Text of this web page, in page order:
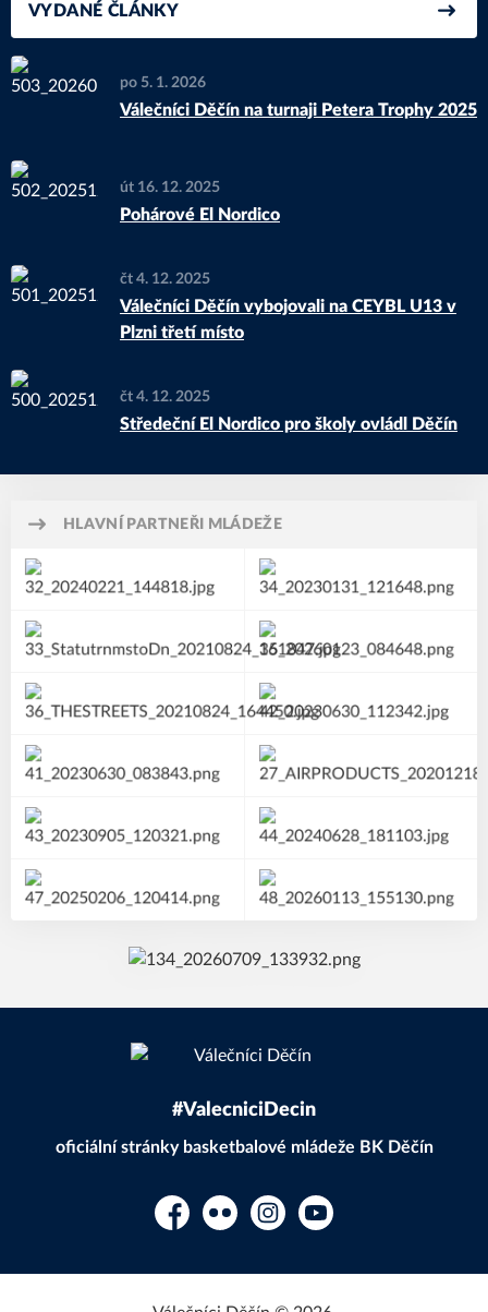
VYDANÉ ČLÁNKY
po 5. 1. 2026
Válečníci Děčín na turnaji Petera Trophy 2025
út 16. 12. 2025
Pohárové El Nordico
čt 4. 12. 2025
Válečníci Děčín vybojovali na CEYBL U13 v
Plzni třetí místo
čt 4. 12. 2025
Středeční El Nordico pro školy ovládl Děčín
HLAVNÍ PARTNEŘI MLÁDEŽE
#ValecniciDecin
oficiální stránky basketbalové mládeže BK Děčín
FacebookFlickr InstagramYouTube